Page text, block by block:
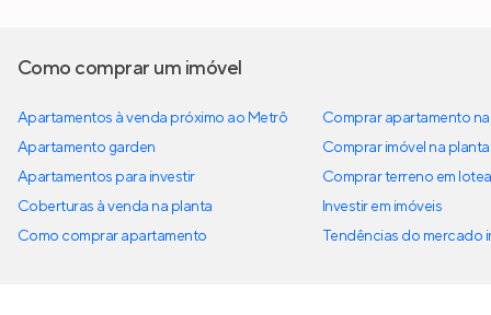
Como comprar um imóvel
Apartamentos à venda próximo ao Metrô
Apartamento garden
Apartamentos para investir
Coberturas à venda na planta
Como comprar apartamento
Comprar apartamento
Comprar imóvel na planta
Comprar terreno em
Investir em imóveis
Tendências do mercado